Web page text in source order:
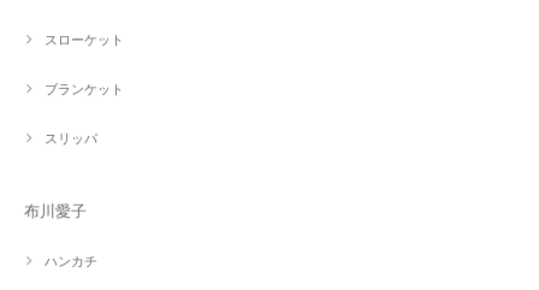
スローケット
ブランケット
スリッパ
布川愛子
ハンカチ